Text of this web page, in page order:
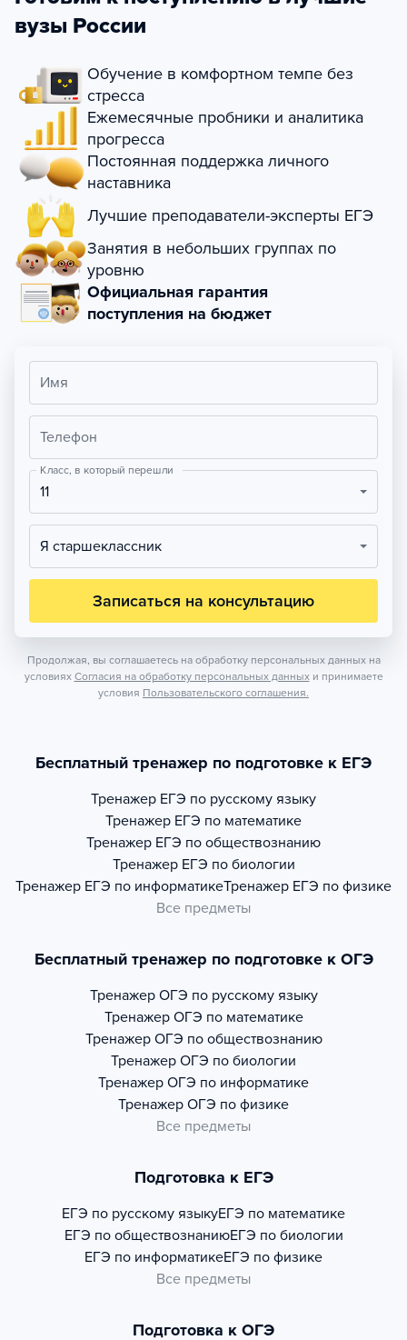
вузы России
Обучение в комфортном темпе без
стресса
Ежемесячные пробники и аналитика
прогресса
Постоянная поддержка личного
наставника
Лучшие преподаватели-эксперты ЕГЭ
Занятия в небольших группах по
уровню
Официальная гарантия
поступления на бюджет
Имя
Телефон
Класс, в который перешли
11
Я старшеклассник
Записаться на консультацию
Продолжая, вы соглашаетесь на обработку персональных данных на
условиях Согласия на обработку персональных данных и принимаете
условия Пользовательского соглашения.
Бесплатный тренажер по подготовке к ЕГЭ
Тренажер ЕГЭ по русскому языку
Тренажер ЕГЭ по математике
Тренажер ЕГЭ по обществознанию
Тренажер ЕГЭ по биологии
Тренажер ЕГЭ по информатикеТренажер ЕГЭ по физике
Все предметы
Бесплатный тренажер по подготовке к ОГЭ
Тренажер ОГЭ по русскому языку
Тренажер ОГЭ по математике
Тренажер ОГЭ по обществознанию
Тренажер ОГЭ по биологии
Тренажер ОГЭ по информатике
Тренажер ОГЭ по физике
Все предметы
Подготовка к ЕГЭ
ЕГЭ по русскому языкуЕГЭ по математике
ЕГЭ по обществознаниюЕГЭ по биологии
ЕГЭ по информатикеЕГЭ по физике
Все предметы
Подготовка к ОГЭ